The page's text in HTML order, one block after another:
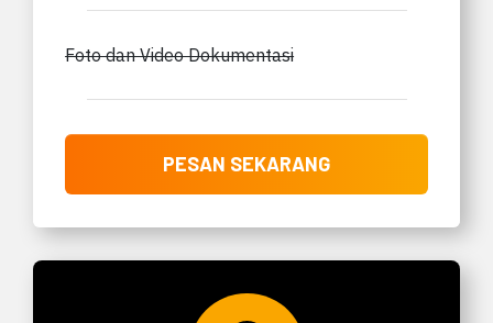
Foto dan Video Dokumentasi
PESAN SEKARANG